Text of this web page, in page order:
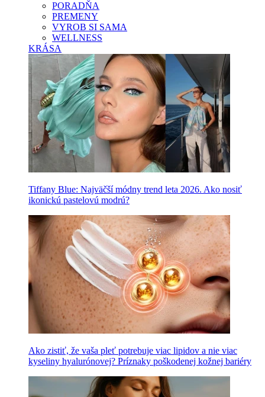
PORADŇA
PREMENY
VYROB SI SAMA
WELLNESS
KRÁSA
Tiffany Blue: Najväčší módny trend leta 2026. Ako nosiť
ikonickú pastelovú modrú?
Ako zistiť, že vaša pleť potrebuje viac lipidov a nie viac
kyseliny hyalurónovej? Príznaky poškodenej kožnej bariéry